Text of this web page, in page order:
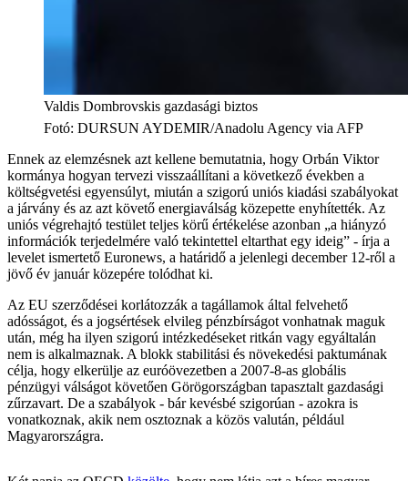
Valdis Dombrovskis gazdasági biztos
Fotó: DURSUN AYDEMIR/Anadolu Agency via AFP
Ennek az elemzésnek azt kellene bemutatnia, hogy Orbán Viktor
kormánya hogyan tervezi visszaállítani a következő években a
költségvetési egyensúlyt, miután a szigorú uniós kiadási szabályokat
a járvány és az azt követő energiaválság közepette enyhítették. Az
uniós végrehajtó testület teljes körű értékelése azonban „a hiányzó
információk terjedelmére való tekintettel eltarthat egy ideig” - írja a
levelet ismertető Euronews, a határidő a jelenlegi december 12-ről a
jövő év január közepére tolódhat ki.
Az EU szerződései korlátozzák a tagállamok által felvehető
adósságot, és a jogsértések elvileg pénzbírságot vonhatnak maguk
után, még ha ilyen szigorú intézkedéseket ritkán vagy egyáltalán
nem is alkalmaznak. A blokk stabilitási és növekedési paktumának
célja, hogy elkerülje az euróövezetben a 2007-8-as globális
pénzügyi válságot követően Görögországban tapasztalt gazdasági
zűrzavart. De a szabályok - bár kevésbé szigorúan - azokra is
vonatkoznak, akik nem osztoznak a közös valután, például
Magyarországra.